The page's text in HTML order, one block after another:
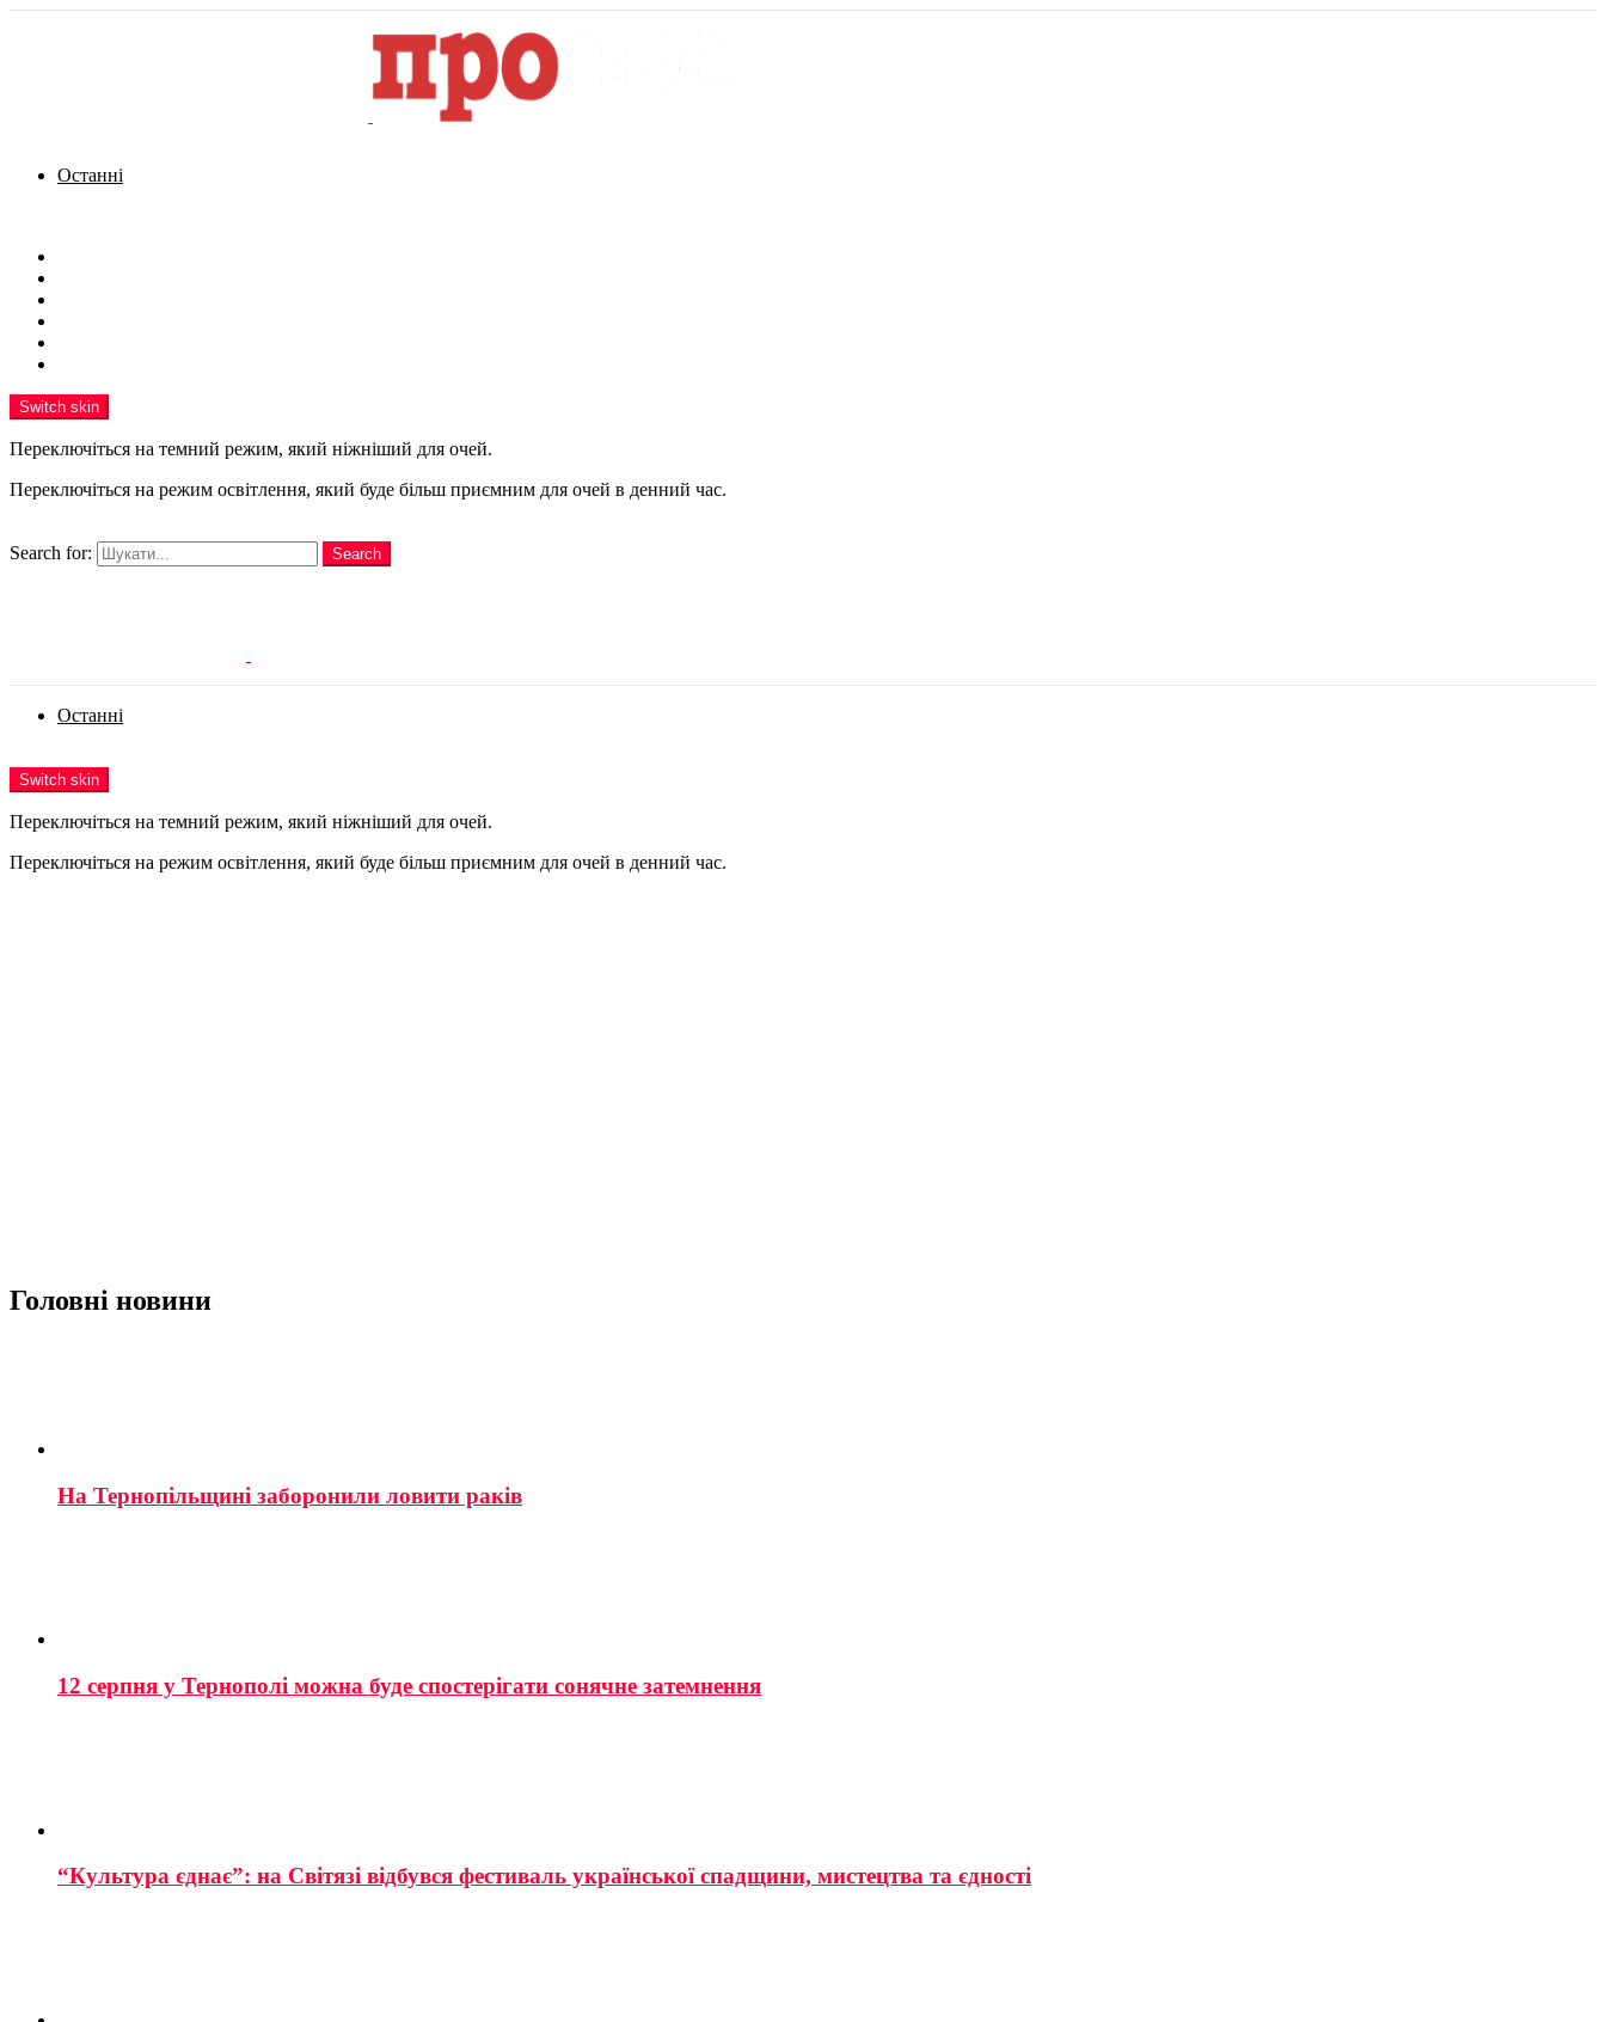
Останні
Switch skin
Переключіться на темний режим, який ніжніший для очей.
Переключіться на режим освітлення, який буде більш приємним для очей в денний час.
Search for:
Search
Останні
Switch skin
Переключіться на темний режим, який ніжніший для очей.
Переключіться на режим освітлення, який буде більш приємним для очей в денний час.
Головні новини
На Тернопільщині заборонили ловити раків
12 серпня у Тернополі можна буде спостерігати сонячне затемнення
“Культура єднає”: на Світязі відбувся фестиваль української спадщини, мистецтва та єдності